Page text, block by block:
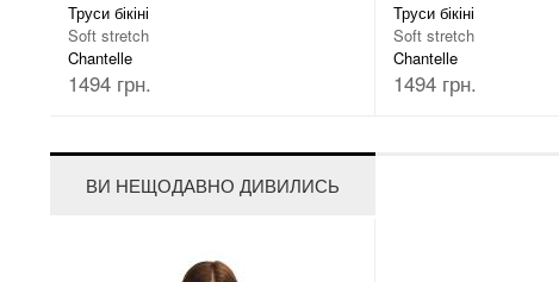
Труси бікіні
Soft stretch
Chantelle
1494 грн.
Труси бікіні
Soft stretch
Chantelle
1494 грн.
ВИ НЕЩОДАВНО ДИВИЛИСЬ